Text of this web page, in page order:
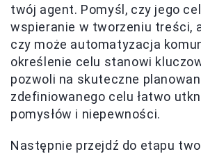
twój agent. Pomyśl, czy jego
wspieranie w tworzeniu treści,
czy może automatyzacja
określenie celu stanowi
pozwoli na skuteczne
zdefiniowanego celu łatwo
pomysłów i niepewności.
Następnie przejdź do etapu